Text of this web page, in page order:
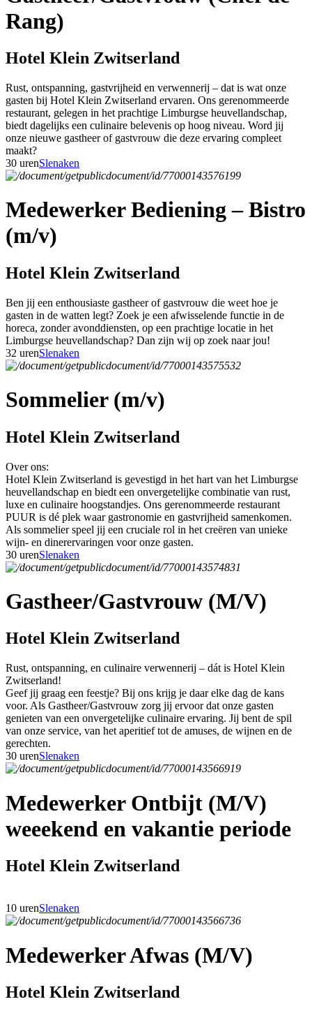
Rang)
Hotel Klein Zwitserland
Rust, ontspanning, gastvrijheid en verwennerij – dat is wat onze
gasten bij Hotel Klein Zwitserland ervaren. Ons gerenommeerde
restaurant, gelegen in het prachtige Limburgse heuvellandschap,
biedt dagelijks een culinaire belevenis op hoog niveau. Word jij
onze nieuwe gastheer of gastvrouw die deze ervaring compleet
maakt?
30 urenSlenaken
Medewerker Bediening – Bistro
(m/v)
Hotel Klein Zwitserland
Ben jij een enthousiaste gastheer of gastvrouw die weet hoe je
gasten in de watten legt? Zoek je een afwisselende functie in de
horeca, zonder avonddiensten, op een prachtige locatie in het
Limburgse heuvellandschap? Dan zijn wij op zoek naar jou!
32 urenSlenaken
Sommelier (m/v)
Hotel Klein Zwitserland
Over ons:
Hotel Klein Zwitserland is gevestigd in het hart van het Limburgse
heuvellandschap en biedt een onvergetelijke combinatie van rust,
luxe en culinaire hoogstandjes. Ons gerenommeerde restaurant
PUUR is dé plek waar gastronomie en gastvrijheid samenkomen.
Als sommelier speel jij een cruciale rol in het creëren van unieke
wijn- en dinerervaringen voor onze gasten.
30 urenSlenaken
Gastheer/Gastvrouw (M/V)
Hotel Klein Zwitserland
Rust, ontspanning, en culinaire verwennerij – dát is Hotel Klein
Zwitserland!
Geef jij graag een feestje? Bij ons krijg je daar elke dag de kans
voor. Als Gastheer/Gastvrouw zorg jij ervoor dat onze gasten
genieten van een onvergetelijke culinaire ervaring. Jij bent de spil
van onze service, van het aperitief tot de amuses, de wijnen en de
gerechten.
30 urenSlenaken
Medewerker Ontbijt (M/V)
weeekend en vakantie periode
Hotel Klein Zwitserland
10 urenSlenaken
Medewerker Afwas (M/V)
Hotel Klein Zwitserland